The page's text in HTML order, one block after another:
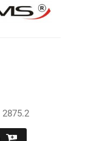
2875.2